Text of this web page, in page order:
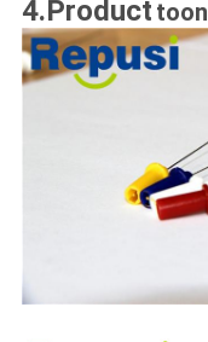
4.Product toon